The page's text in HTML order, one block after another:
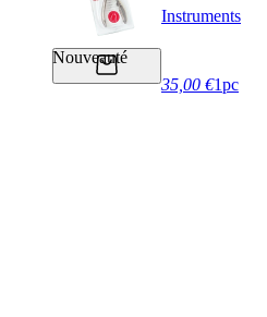
Nouveauté
Instruments
35,00 €1pc